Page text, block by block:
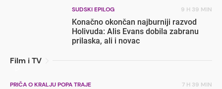
SUDSKI EPILOG 9 H 39 MIN
Konačno okončan najburniji razvod
Holivuda: Alis Evans dobila zabranu
prilaska, ali i novac
Film i TV
PRIČA O KRALJU POPA TRAJE 7 H 39 MIN